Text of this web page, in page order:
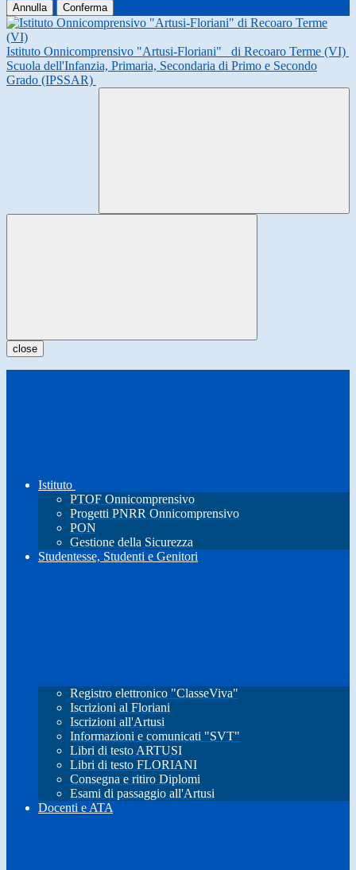
Annulla Conferma
Istituto Onnicomprensivo "Artusi-Floriani"
di Recoaro Terme (VI)
Scuola dell'Infanzia, Primaria, Secondaria di Primo e Secondo
Grado (IPSSAR)
close
Istituto
PTOF Onnicomprensivo
Progetti PNRR Onnicomprensivo
PON
Gestione della Sicurezza
Studentesse, Studenti e Genitori
Registro elettronico "ClasseViva"
Iscrizioni al Floriani
Iscrizioni all'Artusi
Informazioni e comunicati "SVT"
Libri di testo ARTUSI
Libri di testo FLORIANI
Consegna e ritiro Diplomi
Esami di passaggio all'Artusi
Docenti e ATA